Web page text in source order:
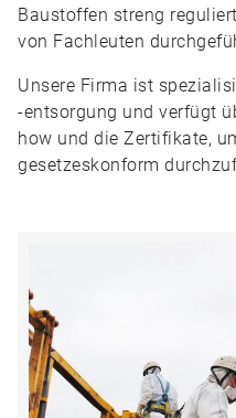
Baustoffen streng
von Fachleuten
Unsere Firma ist
-entsorgung und verfügt
how und die Zertifikate,
gesetzeskonform